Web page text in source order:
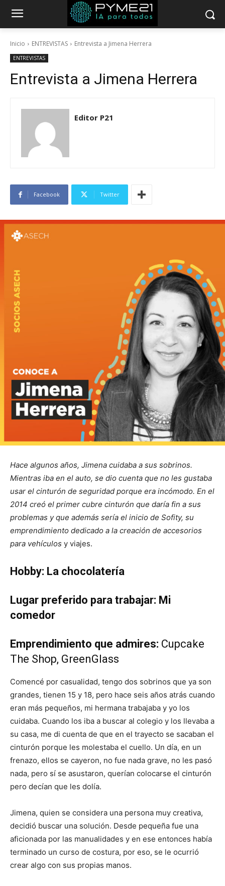
Inicio ENTREVISTAS Entrevista a Jimena Herrera
ENTREVISTAS
Entrevista a Jimena Herrera
Editor P21
Facebook Twitter
Hace algunos años, Jimena cuidaba a sus sobrinos.
Mientras iba en el auto, se dio cuenta que no les gustaba
usar el cinturón de seguridad porque era incómodo. En el
2014 creó el primer cubre cinturón que daría fin a sus
problemas y que además sería el inicio de Sofity, su
emprendimiento dedicado a la creación de accesorios
para vehículos y viajes.
Hobby: La chocolatería
Lugar preferido para trabajar: Mi
comedor
Emprendimiento que admires: Cupcake
The Shop, GreenGlass
Comencé por casualidad, tengo dos sobrinos que ya son
grandes, tienen 15 y 18, pero hace seis años atrás cuando
eran más pequeños, mi hermana trabajaba y yo los
cuidaba. Cuando los iba a buscar al colegio y los llevaba a
su casa, me di cuenta de que en el trayecto se sacaban el
cinturón porque les molestaba el cuello. Un día, en un
frenazo, ellos se cayeron, no fue nada grave, no les pasó
nada, pero sí se asustaron, querían colocarse el cinturón
pero decían que les dolía.
Jimena, quien se considera una persona muy creativa,
decidió buscar una solución. Desde pequeña fue una
aficionada por las manualidades y en ese entonces había
terminado un curso de costura, por eso, se le ocurrió
crear algo con sus propias manos.